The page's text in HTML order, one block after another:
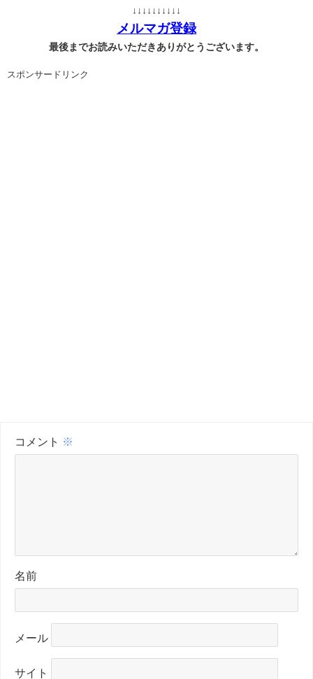
↓↓↓↓↓↓↓↓↓↓
メルマガ登録
最後までお読みいただきありがとうございます。
スポンサードリンク
コメント ※
名前
メール
サイト